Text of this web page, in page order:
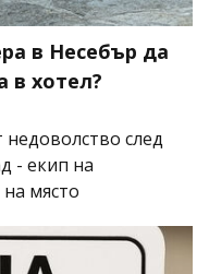
в Несебър да
в хотел?
след
- екип на
място